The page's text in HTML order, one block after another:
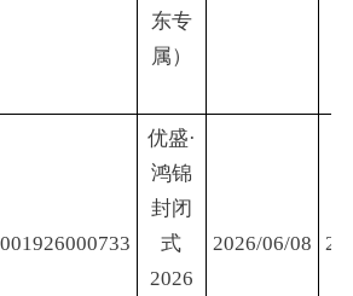
东专
属）
优盛·
鸿锦
封闭
式
2026
2026/06/08